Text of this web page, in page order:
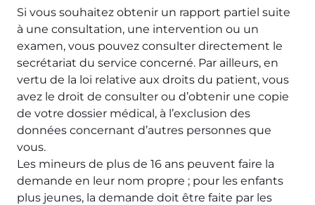
Si vous souhaitez obtenir un rapport partiel suite
à une consultation, une intervention ou un
examen, vous pouvez consulter directement le
secrétariat du service concerné. Par ailleurs, en
vertu de la loi relative aux droits du patient, vous
avez le droit de consulter ou d’obtenir une copie
de votre dossier médical, à l’exclusion des
données concernant d’autres personnes que
vous.
Les mineurs de plus de 16 ans peuvent faire la
demande en leur nom propre ; pour les enfants
plus jeunes, la demande doit être faite par les